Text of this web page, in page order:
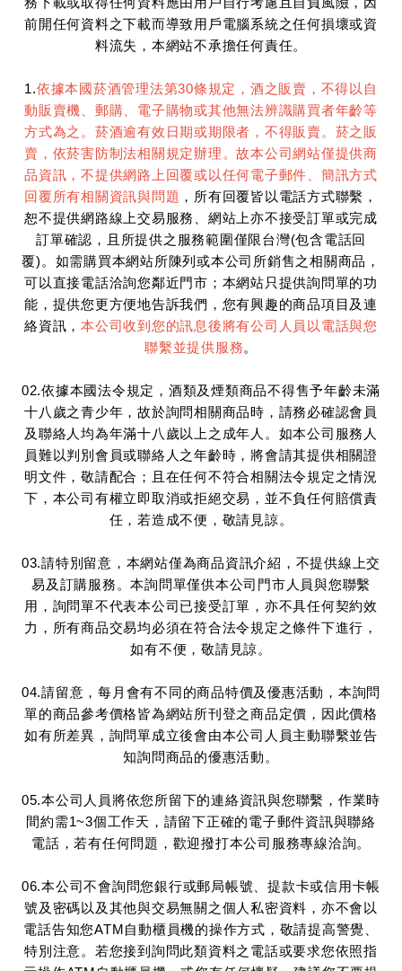
前開任何資料之下載而導致用戶電腦系統之任何損壞或資
料流失，本網站不承擔任何責任。
1.依據本國菸酒管理法第30條規定，酒之販賣，不得以自
動販賣機、郵購、電子購物或其他無法辨識購買者年齡等
方式為之。菸酒逾有效日期或期限者，不得販賣。菸之販
賣，依菸害防制法相關規定辦理。故本公司網站僅提供商
品資訊，不提供網路上回覆或以任何電子郵件、簡訊方式
回覆所有相關資訊與問題 ，所有回覆皆以電話方式聯繫，
恕不提供網路線上交易服務、網站上亦不接受訂單或完成
訂單確認，且所提供之服務範圍僅限台灣(包含電話回
覆)。如需購買本網站所陳列或本公司所銷售之相關商品，
可以直接電話洽詢您鄰近門市；本網站只提供詢問單的功
能，提供您更方便地告訴我們，您有興趣的商品項目及連
絡資訊，本公司收到您的訊息後將有公司人員以電話與您
聯繫並提供服務。
02.依據本國法令規定，酒類及煙類商品不得售予年齡未滿
十八歲之青少年，故於詢問相關商品時，請務必確認會員
及聯絡人均為年滿十八歲以上之成年人。如本公司服務人
員難以判別會員或聯絡人之年齡時，將會請其提供相關證
明文件，敬請配合；且在任何不符合相關法令規定之情況
下，本公司有權立即取消或拒絕交易，並不負任何賠償責
任，若造成不便，敬請見諒。
03.請特別留意，本網站僅為商品資訊介紹，不提供線上交
易及訂購服務。本詢問單僅供本公司門市人員與您聯繫
用，詢問單不代表本公司已接受訂單，亦不具任何契約效
力，所有商品交易均必須在符合法令規定之條件下進行，
如有不便，敬請見諒。
04.請留意，每月會有不同的商品特價及優惠活動，本詢問
單的商品參考價格皆為網站所刊登之商品定價，因此價格
如有所差異，詢問單成立後會由本公司人員主動聯繫並告
知詢問商品的優惠活動。
05.本公司人員將依您所留下的連絡資訊與您聯繫，作業時
間約需1~3個工作天，請留下正確的電子郵件資訊與聯絡
電話，若有任何問題，歡迎撥打本公司服務專線洽詢。
06.本公司不會詢問您銀行或郵局帳號、提款卡或信用卡帳
號及密碼以及其他與交易無關之個人私密資料，亦不會以
電話告知您ATM自動櫃員機的操作方式，敬請提高警覺、
特別注意。若您接到詢問此類資料之電話或要求您依照指